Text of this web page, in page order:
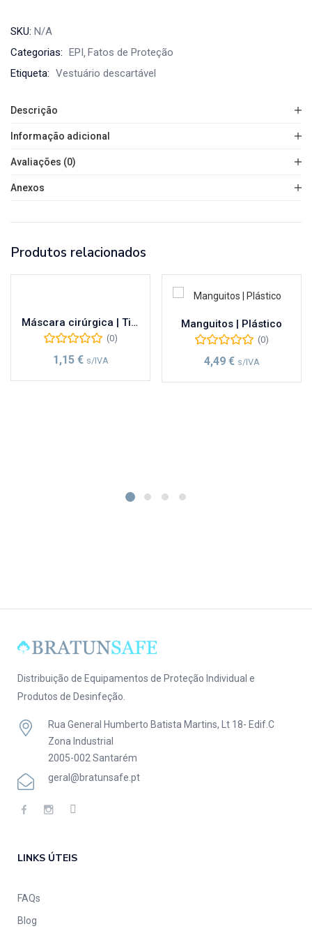
SKU: N/A
Categorias: EPI Fatos de Proteção
Etiqueta: Vestuário descartável
Descrição
Informação adicional
Avaliações (0)
Anexos
Produtos relacionados
Máscara cirúrgica | Tipo IIR
(0)
1,15 € s/IVA
Manguitos | Plástico
(0)
4,49 € s/IVA
Distribuição de Equipamentos de Proteção Individual e
Produtos de Desinfeção.
Rua General Humberto Batista Martins, Lt 18- Edif.C
Zona Industrial
2005-002 Santarém
geral@bratunsafe.pt
LINKS ÚTEIS
FAQs
Blog